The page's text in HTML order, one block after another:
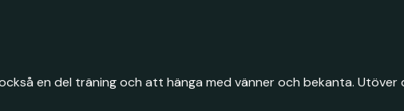
en del träning och att hänga med vänner och bekanta. Utöver